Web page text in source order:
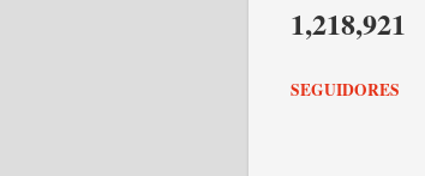
1,218,921
SEGUIDORES